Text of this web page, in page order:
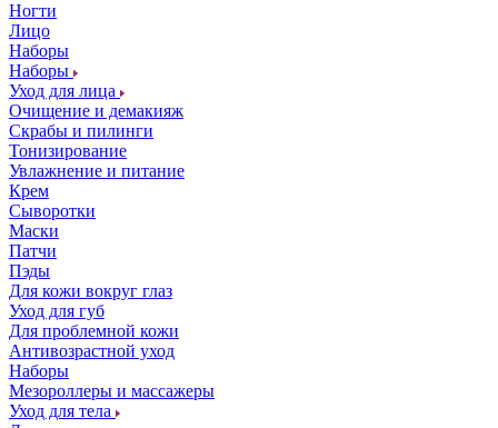
Ногти
Лицо
Наборы
Наборы
Уход для лица
Очищение и демакияж
Скрабы и пилинги
Тонизирование
Увлажнение и питание
Крем
Сыворотки
Маски
Патчи
Пэды
Для кожи вокруг глаз
Уход для губ
Для проблемной кожи
Антивозрастной уход
Наборы
Мезороллеры и массажеры
Уход для тела